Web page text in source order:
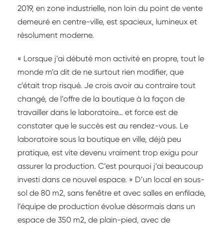
2019, en zone industrielle, non loin du point de vente
demeuré en centre-ville, est spacieux, lumineux et
résolument moderne.
« Lorsque j’ai débuté mon activité en propre, tout le
monde m’a dit de ne surtout rien modifier, que
c’était trop risqué. Je crois avoir au contraire tout
changé, de l’offre de la boutique à la façon de
travailler dans le laboratoire… et force est de
constater que le succès est au rendez-vous. Le
laboratoire sous la boutique en ville, déjà peu
pratique, est vite devenu vraiment trop exigu pour
assurer la production. C’est pourquoi j’ai beaucoup
investi dans ce nouvel espace. » D’un local en sous-
sol de 80 m2, sans fenêtre et avec salles en enfilade,
l’équipe de production évolue désormais dans un
espace de 350 m2, de plain-pied, avec de